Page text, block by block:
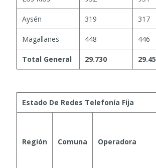
Aysén 319 317
Magallanes 448 446
Total General 29.730
Estado De Redes Telefonía Fija
Región Comuna Operadora